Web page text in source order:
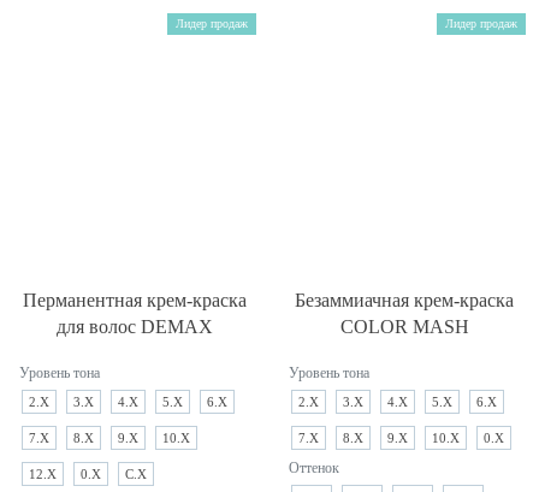
Лидер продаж
Перманентная крем-краска
для волос DEMAX
Уровень тона
2.X 3.X 4.X 5.X 6.X
7.X 8.X 9.X 10.X
12.X 0.X C.X
Лидер продаж
Безаммиачная крем-краска
COLOR MASH
Уровень тона
2.X 3.X 4.X 5.X 6.X
7.X 8.X 9.X 10.X 0.X
Оттенок